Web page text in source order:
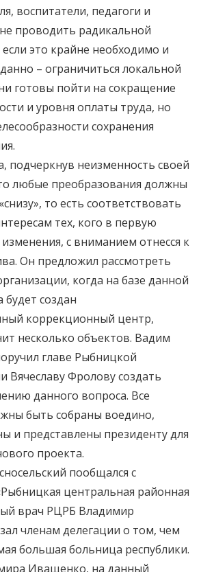
воспитатели, педагоги и
проводить радикальной
это крайне необходимо и
– ограничиться локальной
готовы пойти на сокращение
и уровня оплаты труда, но
сохранения
подчеркнув неизменность своей
любые преобразования должны
то есть соответствовать
тех, кого в первую
с вниманием отнесся к
Он предложил рассмотреть
когда на базе данной
создан
коррекционный центр,
несколько объектов. Вадим
главе Рыбницкой
Вячеславу Фролову создать
данного вопроса. Все
быть собраны воедино,
и представлены президенту для
проекта.
пообщался с
центральная районная
врач РЦРБ Владимир
членам делегации о том, чем
большая больница республики.
Иващенко, на данный